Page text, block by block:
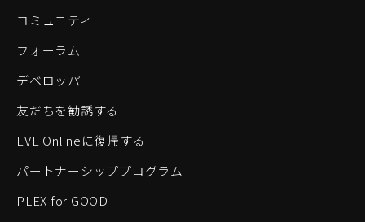
コミュニティ
フォーラム
デベロッパー
友だちを勧誘する
EVE Onlineに復帰する
パートナーシッププログラム
PLEX for GOOD